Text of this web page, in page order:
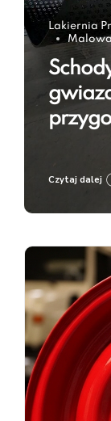
Lakiernia
Czytaj dalej